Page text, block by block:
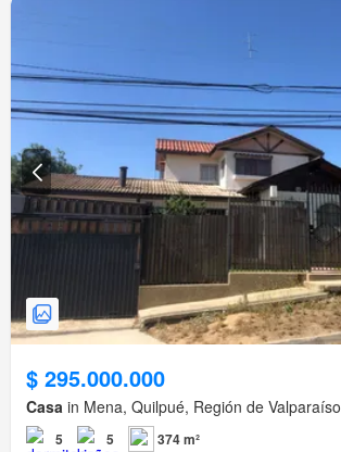
$ 295.000.000
Casa in Mena, Quilpué, Región de Valparaíso
5 5 374 m²